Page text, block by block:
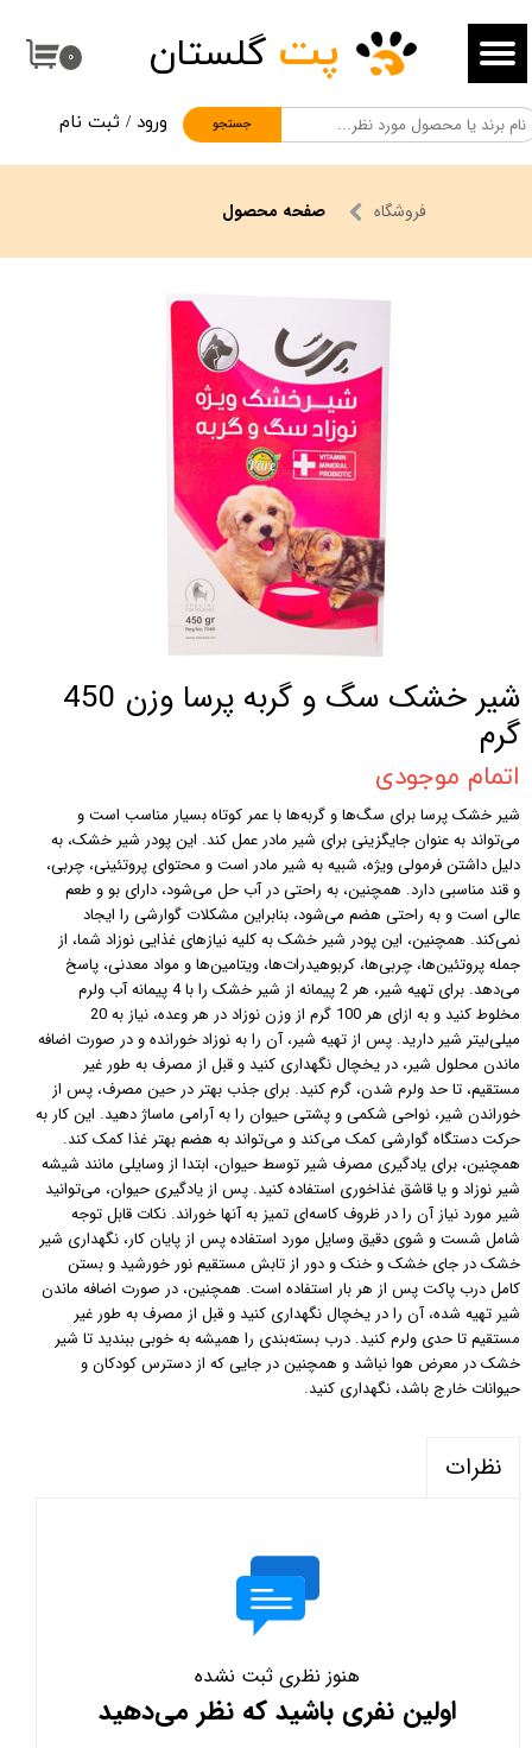
۰
جستجو
پت گلستان
ورود / ثبت نام
حساب کاربری من
تغییر گذر واژه
سفارشات
خروج از حساب کاربری
فروشگاه صفحه محصول
شیر خشک سگ و گربه پرسا وزن 450
گرم
اتمام موجودی
شیر خشک پرسا برای سگ‌ها و گربه‌ها با عمر کوتاه بسیار مناسب است و
می‌تواند به عنوان جایگزینی برای شیر مادر عمل کند. این پودر شیر خشک، به
دلیل داشتن فرمولی ویژه، شبیه به شیر مادر است و محتوای پروتئینی، چربی،
و قند مناسبی دارد. همچنین، به راحتی در آب حل می‌شود، دارای بو و طعم
عالی است و به راحتی هضم می‌شود، بنابراین مشکلات گوارشی را ایجاد
نمی‌کند. همچنین، این پودر شیر خشک به کلیه نیازهای غذایی نوزاد شما، از
جمله پروتئین‌ها، چربی‌ها، کربوهیدرات‌ها، ویتامین‌ها و مواد معدنی، پاسخ
می‌دهد. برای تهیه شیر، هر 2 پیمانه از شیر خشک را با 4 پیمانه آب ولرم
مخلوط کنید و به ازای هر 100 گرم از وزن نوزاد در هر وعده، نیاز به 20
میلی‌لیتر شیر دارید. پس از تهیه شیر، آن را به نوزاد خورانده و در صورت اضافه
ماندن محلول شیر، در یخچال نگهداری کنید و قبل از مصرف به طور غیر
مستقیم، تا حد ولرم شدن، گرم کنید. برای جذب بهتر در حین مصرف، پس از
خوراندن شیر، نواحی شکمی و پشتی حیوان را به آرامی ماساژ دهید. این کار به
حرکت دستگاه گوارشی کمک می‌کند و می‌تواند به هضم بهتر غذا کمک کند.
همچنین، برای یادگیری مصرف شیر توسط حیوان، ابتدا از وسایلی مانند شیشه
شیر نوزاد و یا قاشق غذاخوری استفاده کنید. پس از یادگیری حیوان، می‌توانید
شیر مورد نیاز آن را در ظروف کاسه‌ای تمیز به آنها خوراند. نکات قابل توجه
شامل شست و شوی دقیق وسایل مورد استفاده پس از پایان کار، نگهداری شیر
خشک در جای خشک و خنک و دور از تابش مستقیم نور خورشید و بستن
کامل درب پاکت پس از هر بار استفاده است. همچنین، در صورت اضافه ماندن
شیر تهیه شده، آن را در یخچال نگهداری کنید و قبل از مصرف به طور غیر
مستقیم تا حدی ولرم کنید. درب بسته‌بندی را همیشه به خوبی ببندید تا شیر
خشک در معرض هوا نباشد و همچنین در جایی که از دسترس کودکان و
حیوانات خارج باشد، نگهداری کنید.
نظرات
هنوز نظری ثبت نشده
اولین نفری باشید که نظر می‌دهید